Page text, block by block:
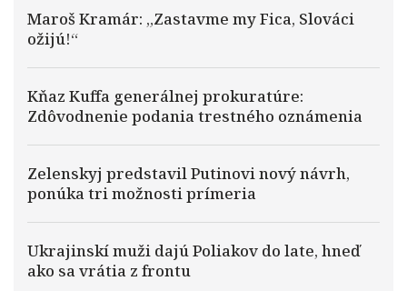
Maroš Kramár: „Zastavme my Fica, Slováci
ožijú!“
Kňaz Kuffa generálnej prokuratúre:
Zdôvodnenie podania trestného oznámenia
Zelenskyj predstavil Putinovi nový návrh,
ponúka tri možnosti prímeria
Ukrajinskí muži dajú Poliakov do late, hneď
ako sa vrátia z frontu